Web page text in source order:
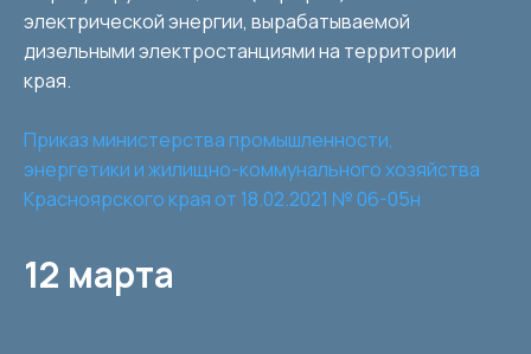
электрической энергии, вырабатываемой
дизельными электростанциями на территории
края.
Приказ министерства промышленности,
энергетики и жилищно-коммунального хозяйства
Красноярского края от 18.02.2021 № 06-05н
12 марта